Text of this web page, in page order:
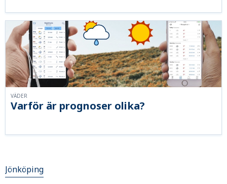
Varför är prognoser olika?
VÄDER
Jönköping